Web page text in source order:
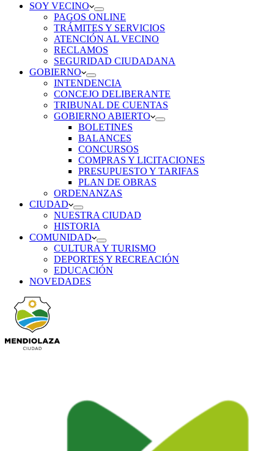
SOY VECINO
PAGOS ONLINE
TRÁMITES Y SERVICIOS
ATENCIÓN AL VECINO
RECLAMOS
SEGURIDAD CIUDADANA
GOBIERNO
INTENDENCIA
CONCEJO DELIBERANTE
TRIBUNAL DE CUENTAS
GOBIERNO ABIERTO
BOLETINES
BALANCES
CONCURSOS
COMPRAS Y LICITACIONES
PRESUPUESTO Y TARIFAS
PLAN DE OBRAS
ORDENANZAS
CIUDAD
NUESTRA CIUDAD
HISTORIA
COMUNIDAD
CULTURA Y TURISMO
DEPORTES Y RECREACIÓN
EDUCACIÓN
NOVEDADES